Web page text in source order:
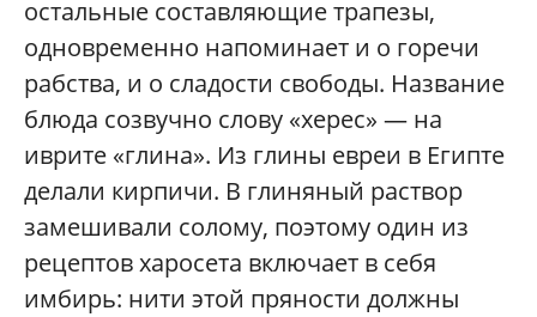
остальные составляющие трапезы,
одновременно напоминает и о горечи
рабства, и о сладости свободы. Название
блюда созвучно слову «херес» — на
иврите «глина». Из глины евреи в Египте
делали кирпичи. В глиняный раствор
замешивали солому, поэтому один из
рецептов харосета включает в себя
имбирь: нити этой пряности должны